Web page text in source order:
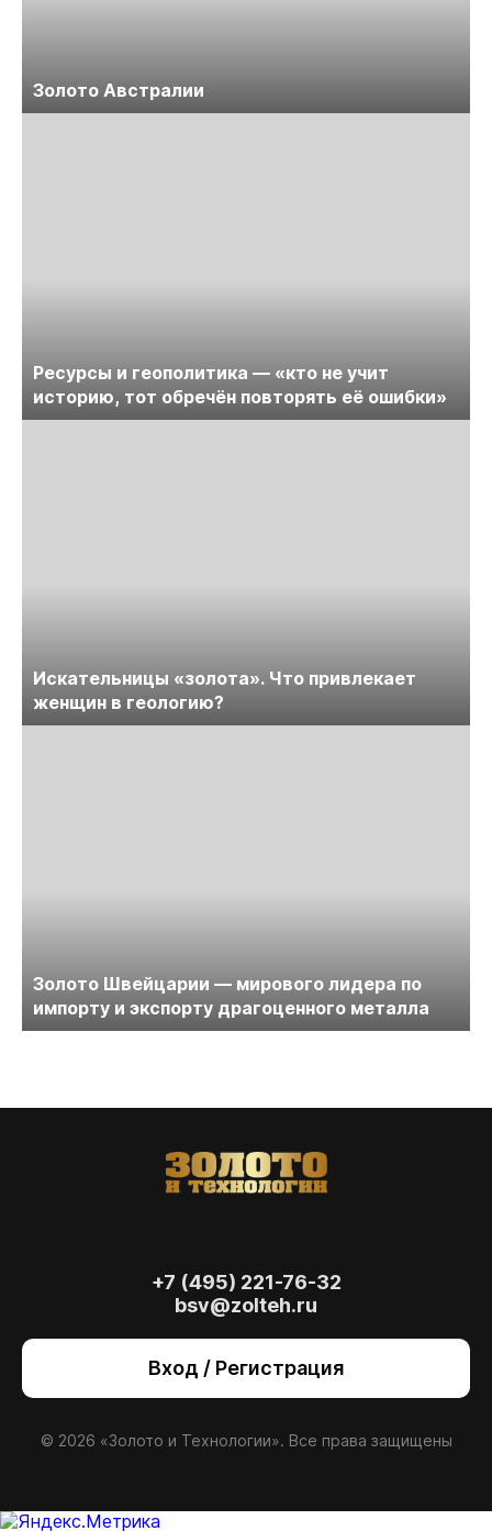
Золото Австралии
Ресурсы и геополитика — «кто не учит
историю, тот обречён повторять её ошибки»
Искательницы «золота». Что привлекает
женщин в геологию?
Золото Швейцарии — мирового лидера по
импорту и экспорту драгоценного металла
+7 (495) 221-76-32
bsv@zolteh.ru
Вход / Регистрация
© 2026 «Золото и Технологии». Все права защищены
также для анализа сайта и улучшения
сайт, вы даете согласиена использование